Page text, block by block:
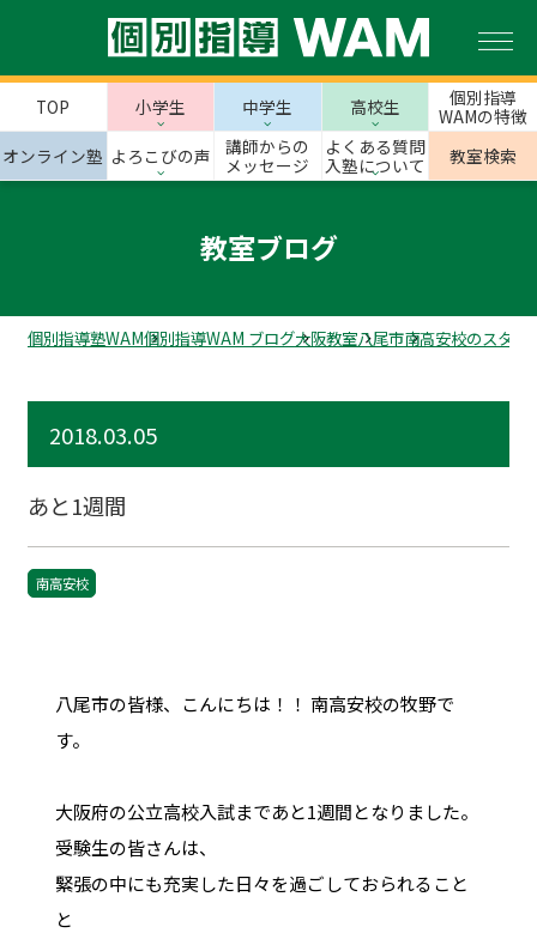
TOP 小学生 中学生 高校生
個別指導
WAMの特徴
オンライン塾 よろこびの声
講師からの
メッセージ
よくある質問
入塾について
教室検索
教室ブログ
個別指導塾WAM個別指導WAM ブログ大阪教室八尾市南高安校のスタッ
2018.03.05
あと1週間
南高安校
八尾市の皆様、こんにちは！！ 南高安校の牧野で
す。
大阪府の公立高校入試まであと1週間となりました。
受験生の皆さんは、
緊張の中にも充実した日々を過ごしておられること
と